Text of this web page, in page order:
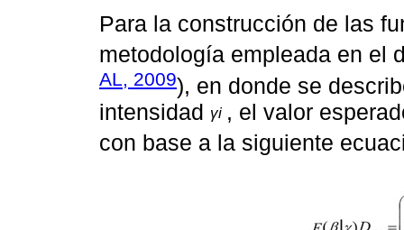
Para la construcción de las
metodología empleada en el
AL, 2009), en donde se
intensidad γi , el valor
con base a la siguiente